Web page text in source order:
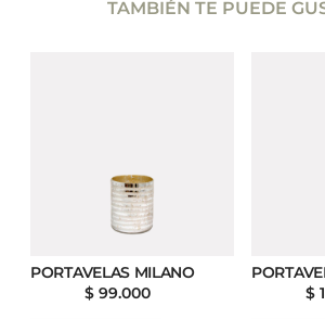
TAMBIÉN TE PUEDE
PORTAVELAS MILANO
$ 99.000
$